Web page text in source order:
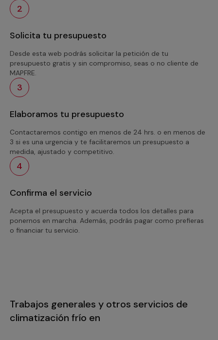
2
Solicita tu presupuesto
Desde esta web podrás solicitar la petición de tu
presupuesto gratis y sin compromiso, seas o no cliente de
MAPFRE.
3
Elaboramos tu presupuesto
Contactaremos contigo en menos de 24 hrs. o en menos de
3 si es una urgencia y te facilitaremos un presupuesto a
medida, ajustado y competitivo.
4
Confirma el servicio
Acepta el presupuesto y acuerda todos los detalles para
ponernos en marcha. Además, podrás pagar como prefieras
o financiar tu servicio.
Trabajos generales y otros servicios de
climatización frío en